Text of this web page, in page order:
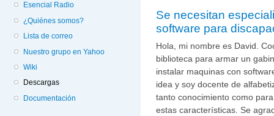
Esencial Radio
¿Quiénes somos?
Lista de correo
Nuestro grupo en Yahoo
Wiki
Descargas
Documentación
Se necesitan
software para
Hola, mi nombre es David.
biblioteca para armar un
instalar maquinas con
idea y soy docente de
tanto conocimiento como
estas características. Se